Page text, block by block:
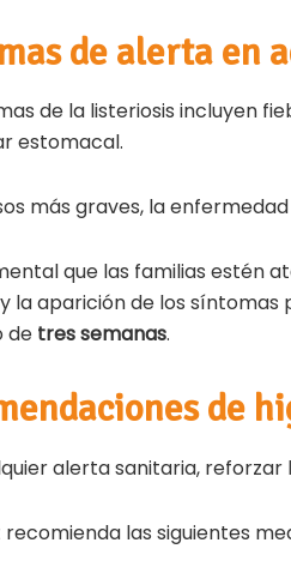
de alerta en
de la listeriosis incluyen
estomacal.
más graves, la
que las familias estén
la aparición de los síntomas
de tres semanas.
de
alerta sanitaria, reforzar
recomienda las siguientes